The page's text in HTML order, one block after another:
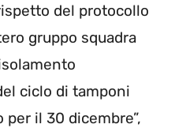
del protocollo
gruppo squadra
ciclo di tamponi
il 30 dicembre”,